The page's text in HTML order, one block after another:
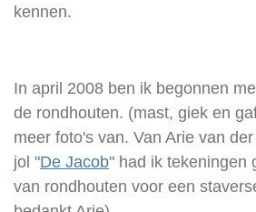
kennen.
In april 2008 ben ik begonnen
de rondhouten. (mast, giek en
meer foto's van. Van Arie van
jol "De Jacob" had ik tekeningen
van rondhouten voor een